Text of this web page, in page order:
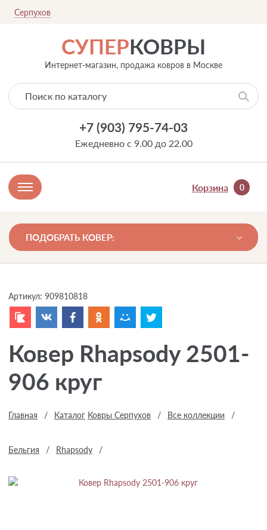
Серпухов
СУПЕРКОВРЫ
Интернет-магазин, продажа ковров в Москве
+7 (903) 795-74-03
Ежедневно с 9.00 до 22.00
Корзина 0
ПОДОБРАТЬ КОВЕР:
Артикул: 909810818
Ковер Rhapsody 2501-
906 круг
Главная / Каталог Ковры Серпухов / Все коллекции /
Бельгия / Rhapsody /